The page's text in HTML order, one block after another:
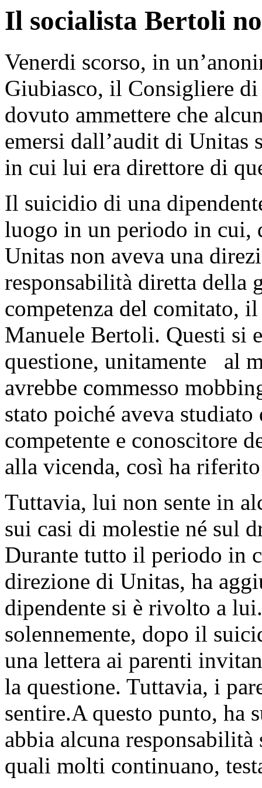
Il socialista Bertoli
Venerdi scorso, in
Giubiasco, il Consigliere
dovuto ammettere che
emersi dall’audit di Unitas
in cui lui era direttore di
Il suicidio di una
luogo in un periodo in cui,
Unitas non aveva una
responsabilità diretta della
competenza del comitato,
Manuele Bertoli. Questi si
questione, unitamente al
avrebbe commesso
stato poiché aveva
competente e conoscitore
alla vicenda, così ha
Tuttavia, lui non sente in
sui casi di molestie né sul
Durante tutto il periodo in
direzione di Unitas, ha
dipendente si è rivolto a
solennemente, dopo il
una lettera ai parenti
la questione. Tuttavia, i
sentire.A questo punto, ha
abbia alcuna
quali molti continuano,